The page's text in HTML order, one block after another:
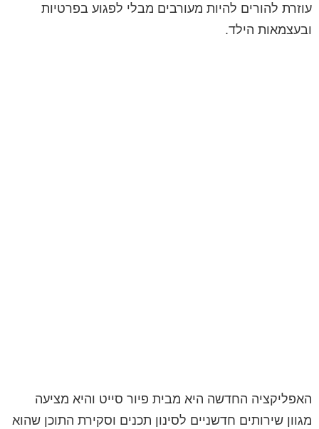
עוזרת להורים להיות מעורבים מבלי לפגוע בפרטיות
ובעצמאות הילד.
האפליקציה החדשה היא מבית פיור סייט והיא מציעה
מגוון שירותים חדשניים לסינון תכנים וסקירת התוכן שהוא